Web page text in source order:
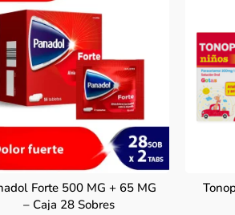
Forte 500 MG + 65 MG
– Caja 28 Sobres